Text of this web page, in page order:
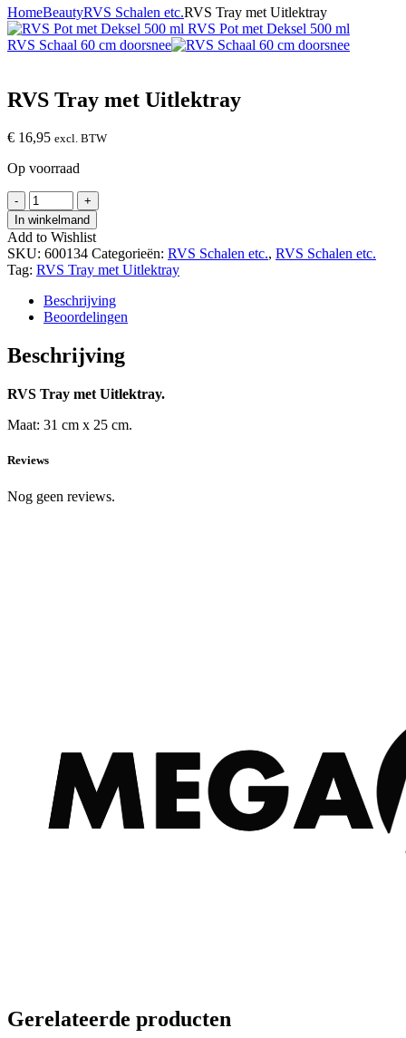
HomeBeautyRVS Schalen etc.RVS Tray met Uitlektray
RVS Pot met Deksel 500 ml
RVS Schaal 60 cm doorsnee
RVS Tray met Uitlektray
€ 16,95 excl. BTW
Op voorraad
-
RVS
Tray
met
Uitlektray
hoeveelheid
+
In winkelmand
Add to Wishlist
SKU: 600134 Categorieën: RVS Schalen etc., RVS Schalen etc.
Tag: RVS Tray met Uitlektray
Beschrijving
Beoordelingen
Beschrijving
RVS Tray met Uitlektray.
Maat: 31 cm x 25 cm.
Reviews
Nog geen reviews.
Gerelateerde producten